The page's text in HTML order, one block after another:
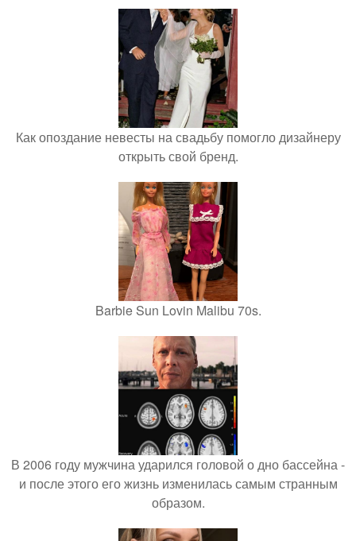
Как опоздание невесты на свадьбу помогло дизайнеру
открыть свой бренд.
Barbie Sun Lovin Malibu 70s.
В 2006 году мужчина ударился головой о дно бассейна -
и после этого его жизнь изменилась самым странным
образом.